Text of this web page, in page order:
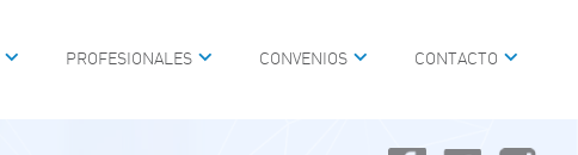
PROFESIONALES CONVENIOS CONTACTO